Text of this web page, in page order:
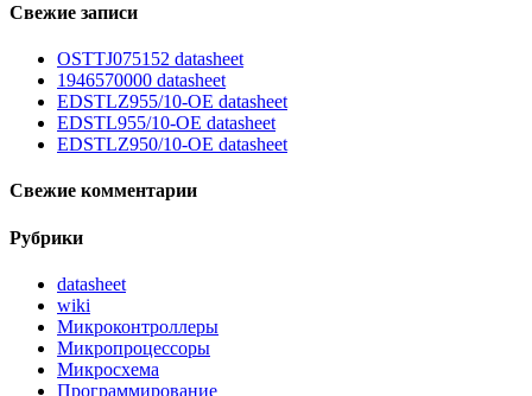
Свежие записи
OSTTJ075152 datasheet
1946570000 datasheet
EDSTLZ955/10-OE datasheet
EDSTL955/10-OE datasheet
EDSTLZ950/10-OE datasheet
Свежие комментарии
Рубрики
datasheet
wiki
Микроконтроллеры
Микропроцессоры
Микросхема
Программирование